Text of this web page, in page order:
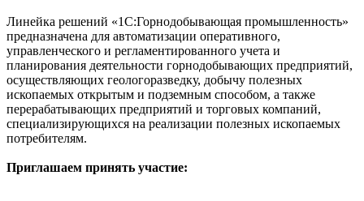
Линейка решений «1С:Горнодобывающая промышленность»
предназначена для автоматизации оперативного,
управленческого и регламентированного учета и
планирования деятельности горнодобывающих предприятий,
осуществляющих геологоразведку, добычу полезных
ископаемых открытым и подземным способом, а также
перерабатывающих предприятий и торговых компаний,
специализирующихся на реализации полезных ископаемых
потребителям.
Приглашаем принять участие: